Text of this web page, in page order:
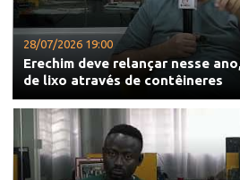
28/07/2026 19:00
Erechim deve relançar nesse
de lixo através de contêineres